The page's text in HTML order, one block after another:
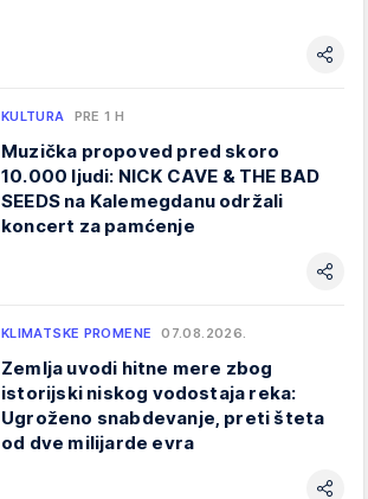
KULTURA PRE 1 H
Muzička propoved pred skoro
10.000 ljudi: NICK CAVE & THE BAD
SEEDS na Kalemegdanu održali
koncert za pamćenje
KLIMATSKE PROMENE 07.08.2026.
Zemlja uvodi hitne mere zbog
istorijski niskog vodostaja reka:
Ugroženo snabdevanje, preti šteta
od dve milijarde evra